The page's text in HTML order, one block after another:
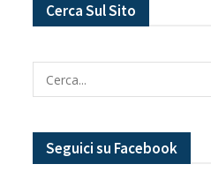
Cerca Sul Sito
Seguici su Facebook